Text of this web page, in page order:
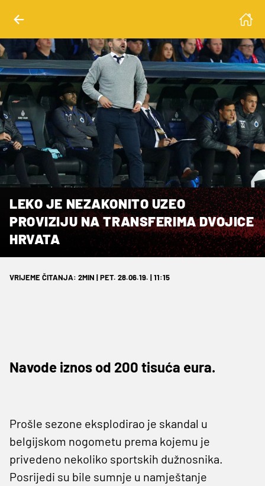
LEKO JE NEZAKONITO UZEO
PROVIZIJU NA TRANSFERIMA DVOJICE
HRVATA
VRIJEME ČITANJA: 2MIN | PET. 28.06.19. | 11:15
Navode iznos od 200 tisuća eura.
Prošle sezone eksplodirao je skandal u
belgijskom nogometu prema kojemu je
privedeno nekoliko sportskih dužnosnika.
Posrijedi su bile sumnje u namještanje